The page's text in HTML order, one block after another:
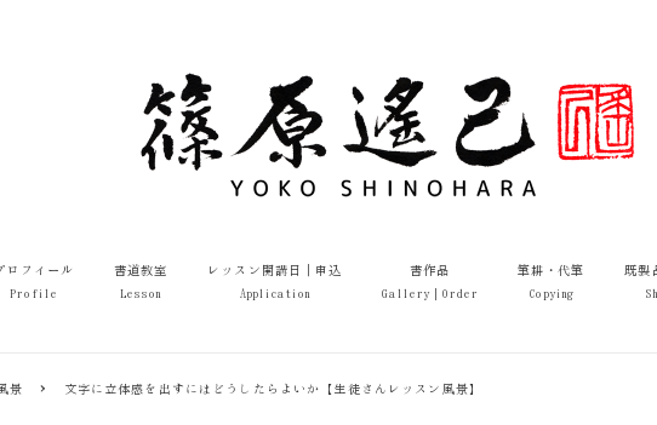
ロフィール
Profile
書道教室
Lesson
レッスン開講日｜申込
Application
書作品
Gallery｜Order
筆耕・代筆
Copying
既製
景 文字に立体感を出すにはどうしたらよいか【生徒さんレッスン風景】